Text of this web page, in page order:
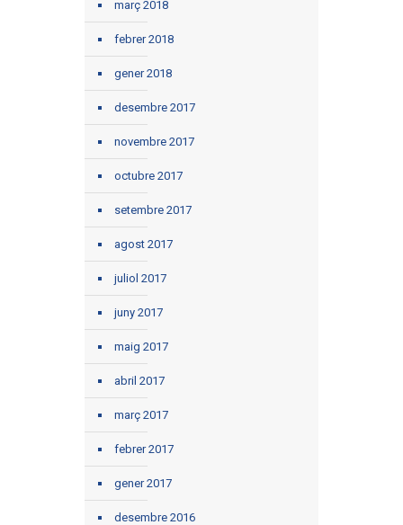
març 2018
febrer 2018
gener 2018
desembre 2017
novembre 2017
octubre 2017
setembre 2017
agost 2017
juliol 2017
juny 2017
maig 2017
abril 2017
març 2017
febrer 2017
gener 2017
desembre 2016